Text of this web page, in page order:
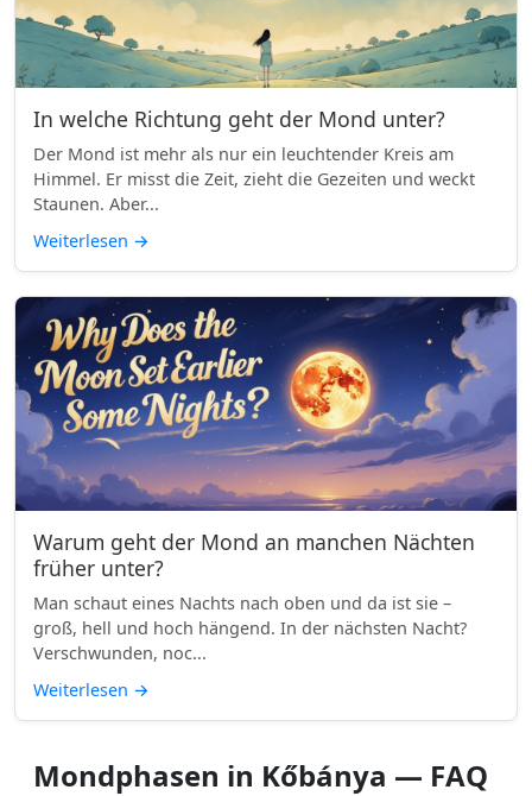
In welche Richtung geht der Mond unter?
Der Mond ist mehr als nur ein leuchtender Kreis am
Himmel. Er misst die Zeit, zieht die Gezeiten und weckt
Staunen. Aber...
Weiterlesen →
Warum geht der Mond an manchen Nächten
früher unter?
Man schaut eines Nachts nach oben und da ist sie –
groß, hell und hoch hängend. In der nächsten Nacht?
Verschwunden, noc...
Weiterlesen →
Mondphasen in Kőbánya — FAQ